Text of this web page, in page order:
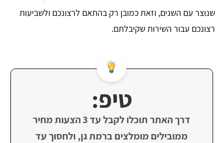
שנוצר עם השנים, וזאת כמובן רק בהתאם לרצונכם ולשביעות
רצונכם עבור השירות שקיבלתם.
טיפ:
דרך האתר תוכלו לקבל עד 3 הצעות מחיר
ממובילים מומלצים ברמת גן, ולחסוך עד